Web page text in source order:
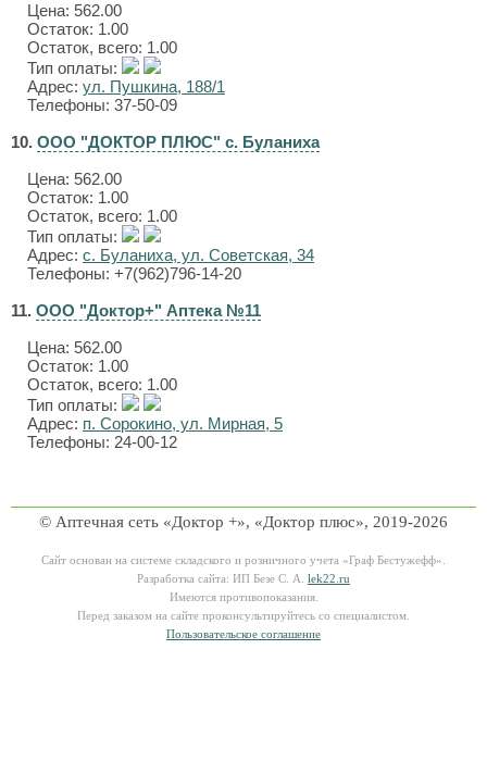
Цена: 562.00
Остаток: 1.00
Остаток, всего: 1.00
Тип оплаты:
Адрес: ул. Пушкина, 188/1
Телефоны: 37-50-09
10. ООО "ДОКТОР ПЛЮС" с. Буланиха
Цена: 562.00
Остаток: 1.00
Остаток, всего: 1.00
Тип оплаты:
Адрес: с. Буланиха, ул. Советская, 34
Телефоны: +7(962)796-14-20
11. ООО "Доктор+" Аптека №11
Цена: 562.00
Остаток: 1.00
Остаток, всего: 1.00
Тип оплаты:
Адрес: п. Сорокино, ул. Мирная, 5
Телефоны: 24-00-12
© Аптечная сеть «Доктор +», «Доктор плюс», 2019-2026
Сайт основан на системе складского и розничного учета «Граф Бестужефф».
Разработка сайта: ИП Безе С. А. lek22.ru
Имеются противопоказания.
Перед заказом на сайте проконсультируйтесь со специалистом.
Пользовательское соглашение